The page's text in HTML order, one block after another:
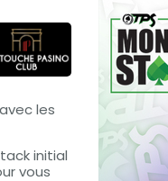
les
initial
vous